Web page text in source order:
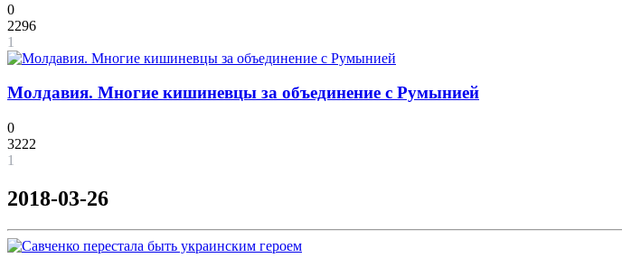
0
2296
1
Молдавия. Многие кишиневцы за объединение с Румынией
0
3222
1
2018-03-26